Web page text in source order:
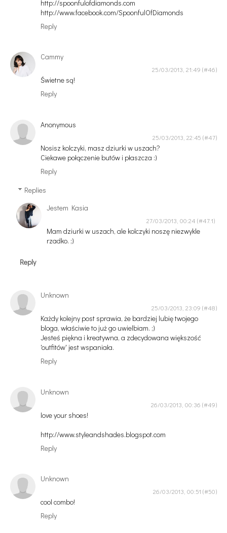
http://spoonfulofdiamonds.com
http://www.facebook.com/SpoonfulOfDiamonds
Reply
Cammy
25/03/2013, 21:49
Świetne są!
Reply
Anonymous
25/03/2013, 22:45
Nosisz kolczyki, masz dziurki w uszach?
Ciekawe połączenie butów i płaszcza :)
Reply
Replies
Jestem Kasia
27/03/2013, 00:24
Mam dziurki w uszach, ale kolczyki noszę niezwykle
rzadko. ;)
Reply
Unknown
25/03/2013, 23:09
Każdy kolejny post sprawia, że bardziej lubię twojego
bloga, właściwie to już go uwielbiam. ;)
Jesteś piękna i kreatywna, a zdecydowana większość
'outfitów' jest wspaniała.
Reply
Unknown
26/03/2013, 00:36
love your shoes!
http://www.styleandshades.blogspot.com
Reply
Unknown
26/03/2013, 00:51
cool combo!
Reply